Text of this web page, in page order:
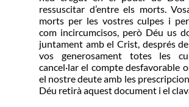
ressuscitar d’entre els morts.
morts per les vostres culpes i
com incircumcisos, però Déu us
juntament amb el Crist, després
vos generosament totes les
cancel·lar el compte desfavorable
el nostre deute amb les
Déu retirà aquest document i el